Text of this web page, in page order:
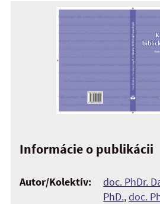
Informácie o publikácii
Autor/Kolektív:
doc. PhDr.
PhD.,doc.